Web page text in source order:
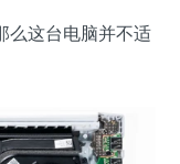
么这台电脑并不适